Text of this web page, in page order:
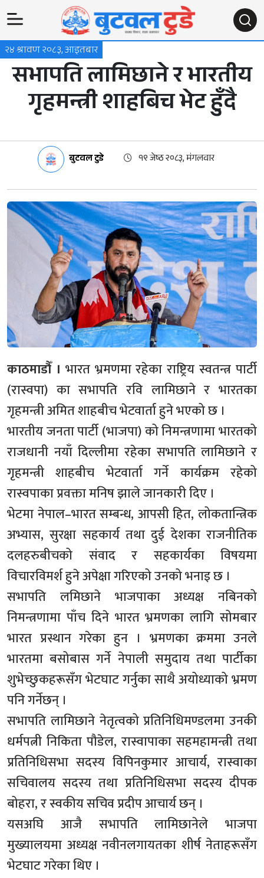
२४ श्रावण २०८३, आइतबार
सभापति लामिछाने र भारतीय
गृहमन्त्री शाहबिच भेट हुँदै
बुटवल टुडे १९ जेष्ठ २०८३, मंगलवार
काठमाडौँ । भारत भ्रमणमा रहेका राष्ट्रिय स्वतन्त्र पार्टी
(रास्वपा) का सभापति रवि लामिछाने र भारतका
गृहमन्त्री अमित शाहबीच भेटवार्ता हुने भएको छ ।
भारतीय जनता पार्टी (भाजपा) को निमन्त्रणामा भारतको
राजधानी नयाँ दिल्लीमा रहेका सभापति लामिछाने र
गृहमन्त्री शाहबीच भेटवार्ता गर्ने कार्यक्रम रहेको
रास्वपाका प्रवक्ता मनिष झाले जानकारी दिए ।
भेटमा नेपाल–भारत सम्बन्ध, आपसी हित, लोकतान्त्रिक
अभ्यास, सुरक्षा सहकार्य तथा दुई देशका राजनीतिक
दलहरुबीचको संवाद र सहकार्यका विषयमा
विचारविमर्श हुने अपेक्षा गरिएको उनको भनाइ छ ।
सभापति लमिछाने भाजपाका अध्यक्ष नबिनको
निमन्त्रणामा पाँच दिने भारत भ्रमणका लागि सोमबार
भारत प्रस्थान गरेका हुन । भ्रमणका क्रममा उनले
भारतमा बसोबास गर्ने नेपाली समुदाय तथा पार्टीका
शुभेच्छुकहरूसँग भेटघाट गर्नुका साथै अयोध्याको भ्रमण
पनि गर्नेछन् ।
सभापति लामिछाने नेतृत्वको प्रतिनिधिमण्डलमा उनकी
धर्मपत्नी निकिता पौडेल, रास्वापाका सहमहामन्त्री तथा
प्रतिनिधिसभा सदस्य विपिनकुमार आचार्य, रास्वाका
सचिवालय सदस्य तथा प्रतिनिधिसभा सदस्य दीपक
बोहरा, र स्वकीय सचिव प्रदीप आचार्य छन् ।
यसअघि आजै सभापति लामिछानेले भाजपा
मुख्यालयमा अध्यक्ष नवीनलगायतका शीर्ष नेताहरूसँग
भेटघाट गरेका थिए ।